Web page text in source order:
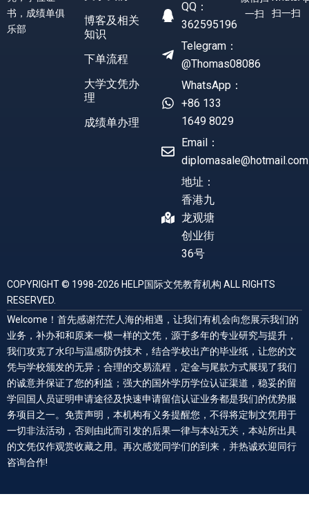
书，成绩单俱
乐部
博客及相关
知识
下单流程
大学文凭办
理
成绩单办理
QQ：
362595196
Telegram：
@Thomas08086
WhatsApp：
+86 133
1649 8029
Email：
diplomasale@hotmail.com
地址：
香港九
龙观塘
创业街
36号
一扫
扫一扫
COPYRIGHT © 1998-2026 HELP国际文凭教育机构 ALL RIGHTS
RESERVED.
Welcome！首先感谢茫茫人海的相遇，让我们有机会向您展示我们的
业务，补办和和原来一模一样的文凭，源于多年的专业研究与提升，
我们攻克了水印与温感防伪技术，结合学校出产的毕业纸，让您的文
凭与学校颁发的无异；合理的交易流程，定金与尾款方式展现了我们
的诚意并保证了您的利益；强大的国外学历学位认证渠道，稳妥的留
学回国人员证明申请途径及快速申请留信认证业务都是我们的优势服
务项目之一。免责声明，本机构有义务提醒您，不得将定制文凭用于
一切非法活动，否则由此而引发的后果一律与本站无关，本站所出具
的文凭仅作观赏收藏之用。再次感觉同学们的到来，并热诚欢迎同行
咨询合作!